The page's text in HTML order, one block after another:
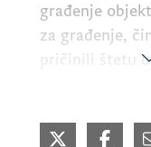
građenje
za građenje,
pričinili štetu u
Krivična